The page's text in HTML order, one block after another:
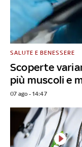
Scoperte
più muscoli e
SALUTE E BENESSERE
07 ago - 14:47